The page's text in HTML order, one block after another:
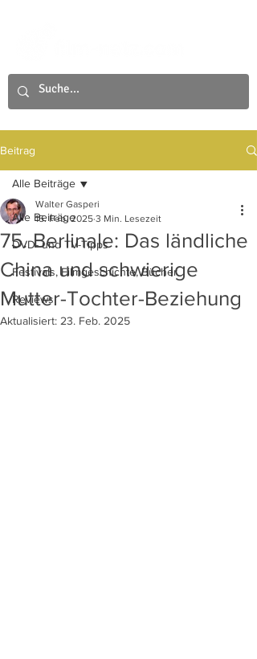
Beitrag
Alle Beiträge
DVD- und TV-Tipps
Festivals, Filmgeschichte, Bücher
Reviews
Alle Beiträge
75. Berlinale: Das ländliche
China und schwierige
Mutter-Tochter-Beziehung
Walter Gasperi
15. Feb. 2025 3 Min. Lesezeit
Aktualisiert: 23. Feb. 2025